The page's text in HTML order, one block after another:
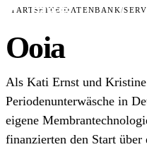
STARTSEITE/DATENBANK/
Ooia
Als Kati Ernst und
Periodenunterwäsche in
eigene
finanzierten den Start